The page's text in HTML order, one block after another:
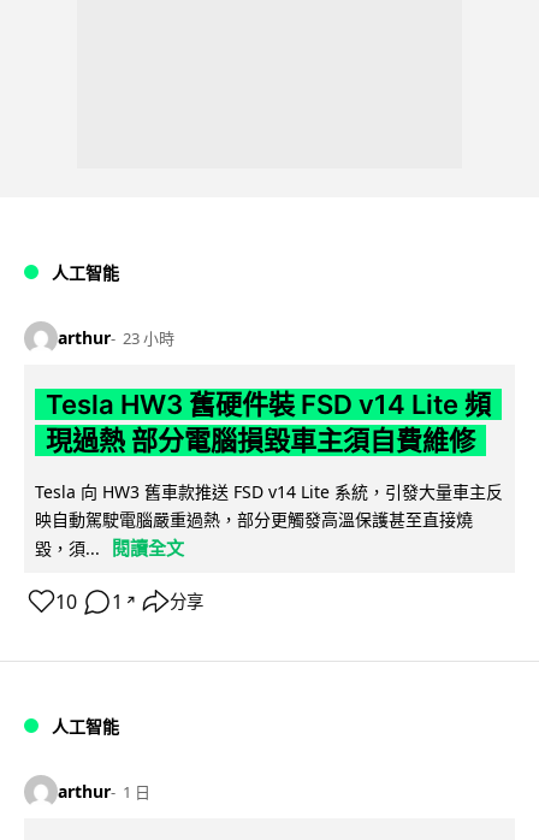
人工智能
arthur 23 小時
Tesla HW3 舊硬件裝 FSD v14 Lite 頻
現過熱 部分電腦損毀車主須自費維修
Tesla 向 HW3 舊車款推送 FSD v14 Lite 系統，引發大量車主反
映自動駕駛電腦嚴重過熱，部分更觸發高溫保護甚至直接燒
毀，須...
閱讀全文
10 1 ↗ 分享
人工智能
arthur 1 日